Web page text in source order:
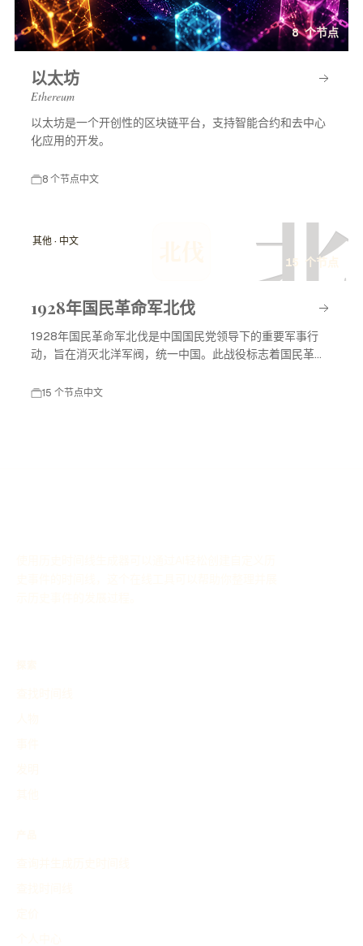
8 个节点
以太坊
Ethereum
以太坊是一个开创性的区块链平台，支持智能合约和去中心
化应用的开发。
8 个节点中文
北
其他 · 中文
15 个节点
1928年国民革命军北伐
1928年国民革命军北伐是中国国民党领导下的重要军事行
动，旨在消灭北洋军阀，统一中国。此战役标志着国民革命
15 个节点中文